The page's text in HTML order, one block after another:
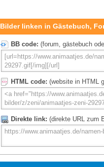
Bilder linken in Gästebuch,
BB code: (forum, gästebuch
HTML code: (website in HTML
Direkte link: (direkte URL zum